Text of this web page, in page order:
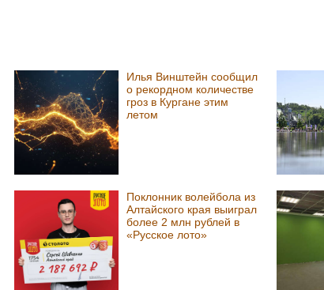
Илья Винштейн сообщил
о рекордном количестве
гроз в Кургане этим
летом
Поклонник волейбола из
Алтайского края выиграл
более 2 млн рублей в
«Русское лото»